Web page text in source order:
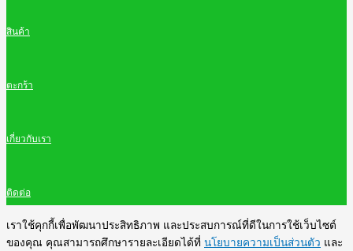
สินค้า
ตะกร้า
เกี่ยวกับเรา
ติดต่อ
เราใช้คุกกี้เพื่อพัฒนาประสิทธิภาพ และประสบการณ์ที่ดีในการใช้เว็บไซต์
ของคุณ คุณสามารถศึกษารายละเอียดได้ที่ นโยบายความเป็นส่วนตัว และ